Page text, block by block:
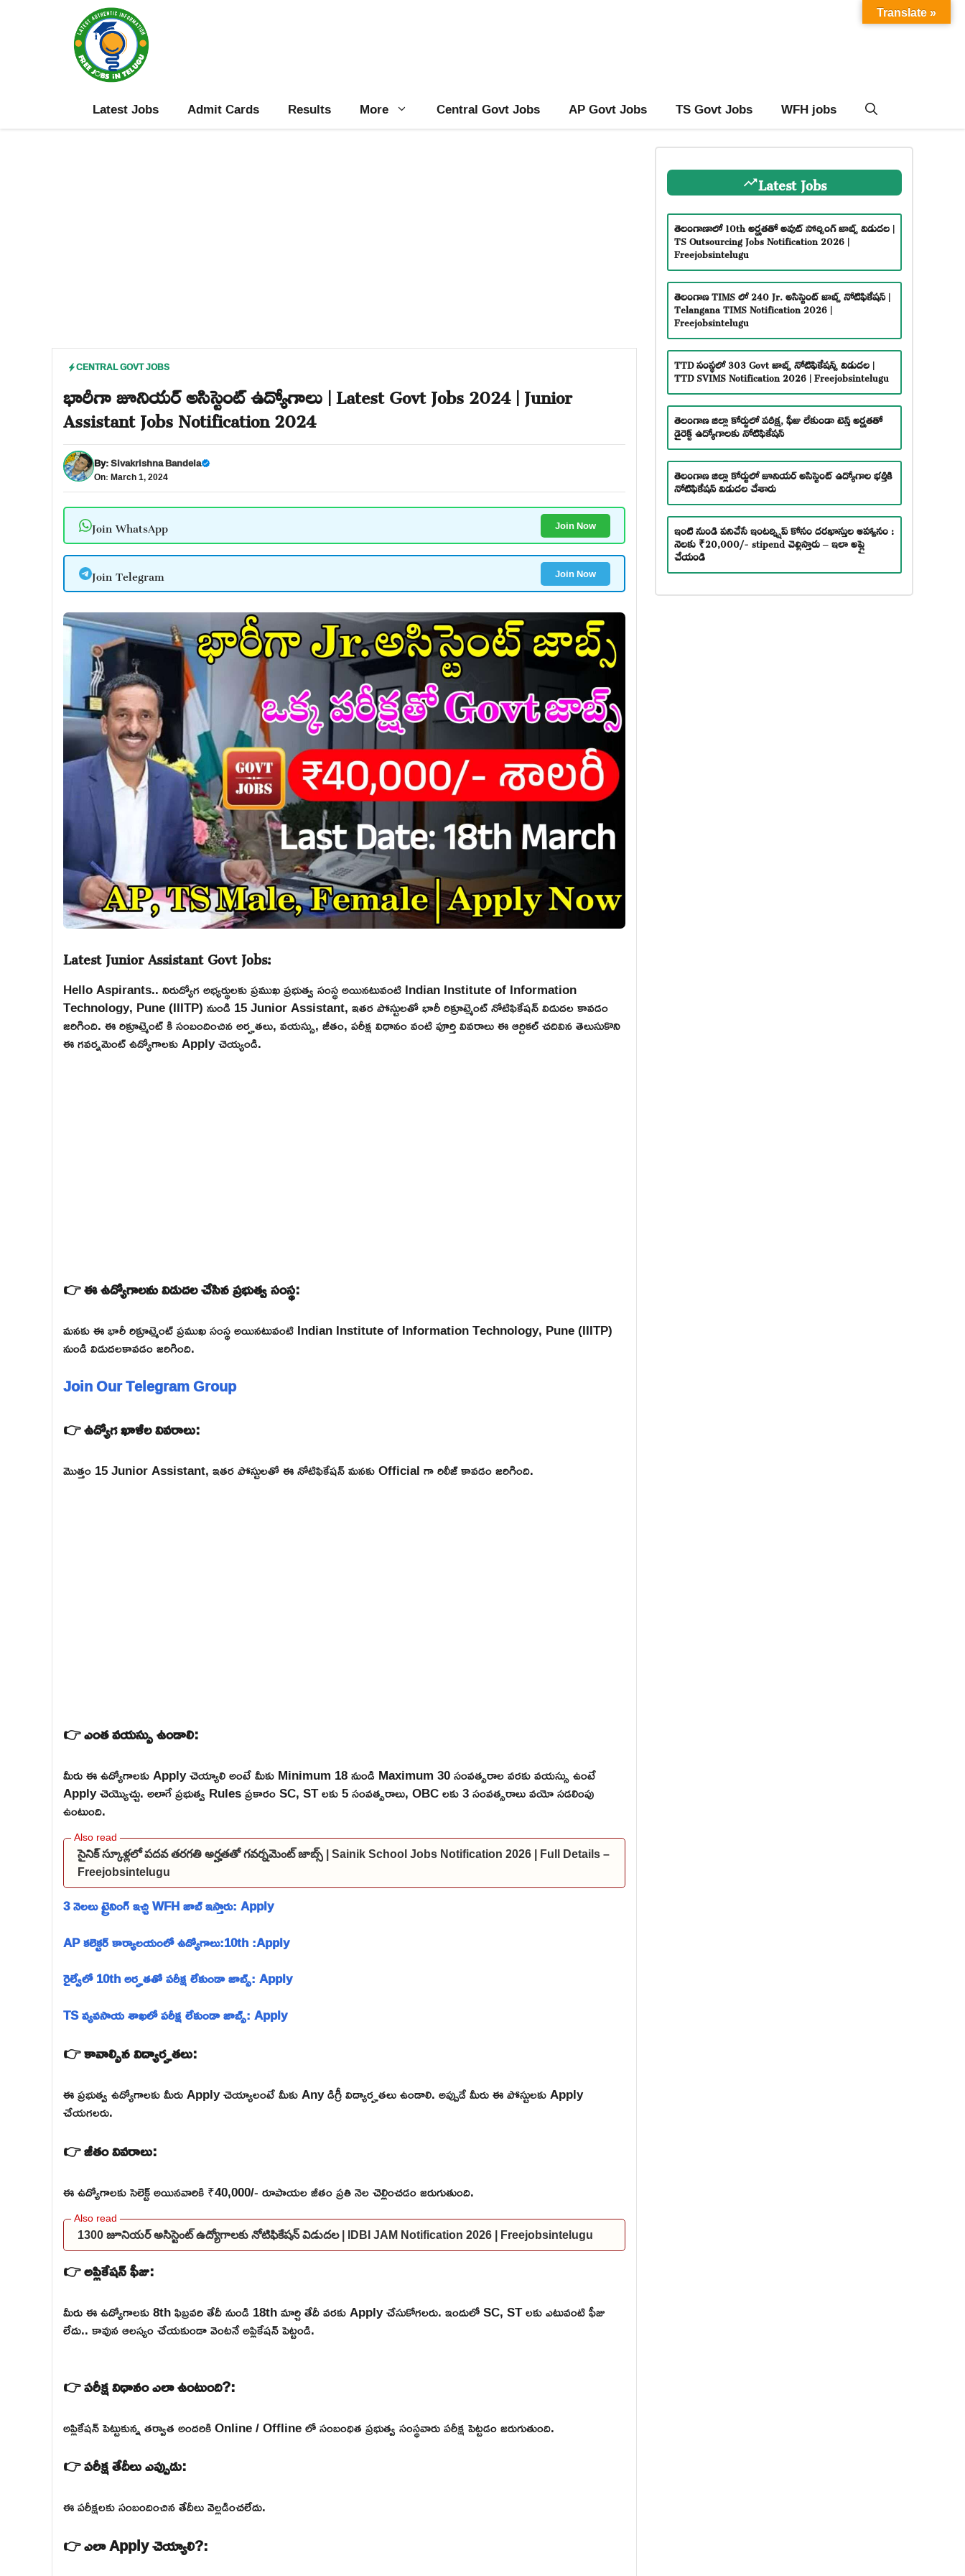
Latest Jobs Admit Cards Results More Central Govt Jobs AP Govt Jobs TS Govt Jobs WFH jobs
CENTRAL GOVT JOBS
భారీగా జూనియర్ అసిస్టెంట్ ఉద్యోగాలు | Latest Govt Jobs 2024 | Junior
Assistant Jobs Notification 2024
By:Sivakrishna Bandela
On: March 1, 2024
Join WhatsApp Join Now
Join Telegram Join Now
Latest Junior Assistant Govt Jobs:
Hello Aspirants.. నిరుద్యోగ అభ్యర్థులకు ప్రముఖ ప్రభుత్వ సంస్థ అయినటువంటి Indian Institute of Information
Technology, Pune (IIITP) నుండి 15 Junior Assistant, ఇతర పోస్టులతో భారీ రిక్రూట్మెంట్ నోటిఫికేషన్ విడుదల కావడం
జరిగింది. ఈ రిక్రూట్మెంట్ కి సంబందించిన అర్హతలు, వయస్సు, జీతం, పరీక్ష విధానం వంటి పూర్తి వివరాలు ఈ ఆర్టికల్ చదివిన తెలుసుకొని
ఈ గవర్నమెంట్ ఉద్యోగాలకు Apply చెయ్యండి.
👉 ఈ ఉద్యోగాలను విడుదల చేసిన ప్రభుత్వ సంస్థ:
మనకు ఈ భారీ రిక్రూట్మెంట్ ప్రముఖ సంస్థ అయినటువంటి Indian Institute of Information Technology, Pune (IIITP)
నుండి విడుదలకావడం జరిగింది.
Join Our Telegram Group
👉 ఉద్యోగ ఖాళీల వివరాలు:
మొత్తం 15 Junior Assistant, ఇతర పోస్టులతో ఈ నోటిఫికేషన్ మనకు Official గా రిలీజ్ కావడం జరిగింది.
👉 ఎంత వయస్సు ఉండాలి:
మీరు ఈ ఉద్యోగాలకు Apply చెయ్యాలి అంటే మీకు Minimum 18 నుండి Maximum 30 సంవత్సరాల వరకు వయస్సు ఉంటే
Apply చెయ్యొచ్చు. అలాగే ప్రభుత్వ Rules ప్రకారం SC, ST లకు 5 సంవత్సరాలు, OBC లకు 3 సంవత్సరాలు వయో సడలింపు
ఉంటుంది.
సైనిక్ స్కూళ్లలో పదవ తరగతి అర్హతతో గవర్నమెంట్ జాబ్స్ | Sainik School Jobs Notification 2026 | Full Details –
Freejobsintelugu
3 నెలలు ట్రైనింగ్ ఇచ్చి WFH జాబ్ ఇస్తారు: Apply
AP కలెక్టర్ కార్యాలయంలో ఉద్యోగాలు:10th :Apply
రైల్వేలో 10th అర్హతతో పరీక్ష లేకుండా జాబ్స్: Apply
TS వ్యవసాయ శాఖలో పరీక్ష లేకుండా జాబ్స్: Apply
👉 కావాల్సిన విద్యార్హతలు:
ఈ ప్రభుత్వ ఉద్యోగాలకు మీరు Apply చెయ్యాలంటే మీకు Any డిగ్రీ విద్యార్హతలు ఉండాలి. అప్పుడే మీరు ఈ పోస్టులకు Apply
చేయగలరు.
👉 జీతం వివరాలు:
ఈ ఉద్యోగాలకు సెలెక్ట్ అయినవారికి ₹40,000/- రూపాయల జీతం ప్రతి నెల చెల్లించడం జరుగుతుంది.
1300 జూనియర్ అసిస్టెంట్ ఉద్యోగాలకు నోటిఫికేషన్ విడుదల | IDBI JAM Notification 2026 | Freejobsintelugu
👉 అప్లికేషన్ ఫీజు:
మీరు ఈ ఉద్యోగాలకు 8th ఫిబ్రవరి తేదీ నుండి 18th మార్చి తేదీ వరకు Apply చేసుకోగలరు. ఇందులో SC, ST లకు ఎటువంటి ఫీజు
లేదు.. కావున ఆలస్యం చేయకుండా వెంటనే అప్లికేషన్ పెట్టండి.
👉 పరీక్ష విధానం ఎలా ఉంటుంది?:
అప్లికేషన్ పెట్టుకున్న తర్వాత అందరికి Online / Offline లో సంబంధిత ప్రభుత్వ సంస్థవారు పరీక్ష పెట్టడం జరుగుతుంది.
👉 పరీక్ష తేదీలు ఎప్పుడు:
ఈ పరీక్షలకు సంబందించిన తేదీలు వెల్లడించలేదు.
👉 ఎలా Apply చెయ్యాలి?:
Latest Jobs
తెలంగాణాలో 10th అర్హతతో అవుట్ సోర్సింగ్ జాబ్స్ విడుదల |
TS Outsourcing Jobs Notification 2026 |
Freejobsintelugu
తెలంగాణ TIMS లో 240 Jr. అసిస్టెంట్ జాబ్స్ నోటిఫికేషన్ |
Telangana TIMS Notification 2026 |
Freejobsintelugu
TTD సంస్థలో 303 Govt జాబ్స్ నోటిఫికేషన్స్ విడుదల |
TTD SVIMS Notification 2026 | Freejobsintelugu
తెలంగాణ జిల్లా కోర్టులో పరీక్ష, ఫీజు లేకుండా టెన్త్ అర్హతతో
డైరెక్ట్ ఉద్యోగాలకు నోటిఫికేషన్
తెలంగాణ జిల్లా కోర్టులో జూనియర్ అసిస్టెంట్ ఉద్యోగాల భర్తీకి
నోటిఫికేషన్ విడుదల చేశారు
ఇంటి నుండి పనిచేసే ఇంటర్న్షిప్ కోసం దరఖాస్తుల ఆహ్వానం :
నెలకు ₹20,000/- stipend చెల్లిస్తారు – ఇలా అప్లై
చేయండి
Translate »